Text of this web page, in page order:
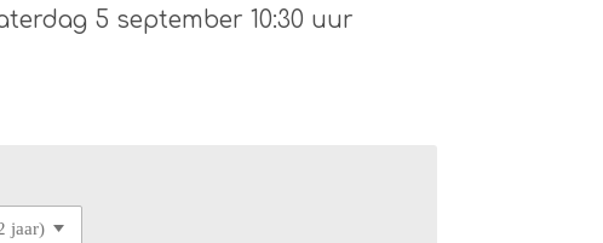
5 september 10:30 uur